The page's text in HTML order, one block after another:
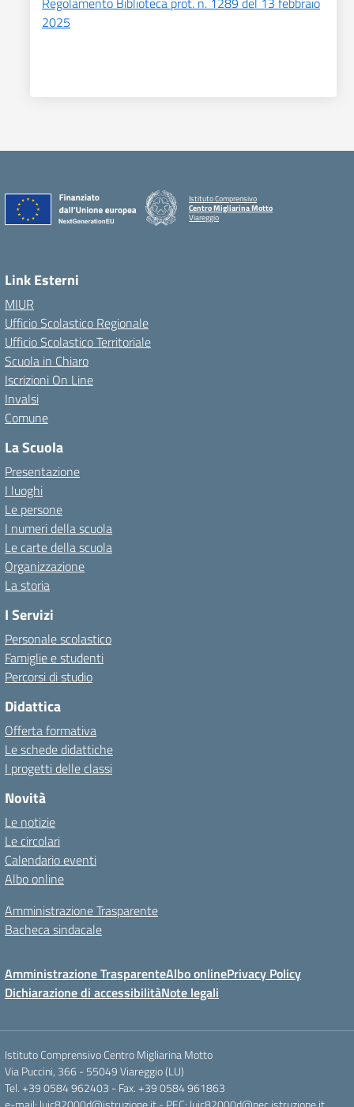
2025
Istituto Comprensivo
Centro Migliarina Motto
Viareggio
Link Esterni
MIUR
Ufficio Scolastico Regionale
Ufficio Scolastico Territoriale
Scuola in Chiaro
Iscrizioni On Line
Invalsi
Comune
La Scuola
Presentazione
I luoghi
Le persone
I numeri della scuola
Le carte della scuola
Organizzazione
La storia
I Servizi
Personale scolastico
Famiglie e studenti
Percorsi di studio
Didattica
Offerta formativa
Le schede didattiche
I progetti delle classi
Novità
Le notizie
Le circolari
Calendario eventi
Albo online
Amministrazione Trasparente
Bacheca sindacale
Amministrazione TrasparenteAlbo onlinePrivacy Policy
Dichiarazione di accessibilitàNote legali
Istituto Comprensivo Centro Migliarina Motto
Via Puccini, 366 - 55049 Viareggio (LU)
Tel. +39 0584 962403 - Fax. +39 0584 961863